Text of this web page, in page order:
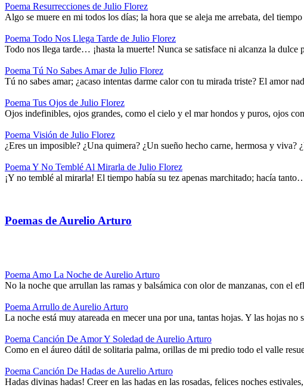
Poema Resurrecciones de Julio Florez
Algo se muere en mi todos los días; la hora que se aleja me arrebata, del
Poema Todo Nos Llega Tarde de Julio Florez
Todo nos llega tarde… ¡hasta la muerte! Nunca se satisface ni alcanza la dulce
Poema Tú No Sabes Amar de Julio Florez
Tú no sabes amar; ¿acaso intentas darme calor con tu mirada triste? El amor
Poema Tus Ojos de Julio Florez
Ojos indefinibles, ojos grandes, como el cielo y el mar hondos y puros, ojos
Poema Visión de Julio Florez
¿Eres un imposible? ¿Una quimera? ¿Un sueño hecho carne, hermosa y
Poema Y No Temblé Al Mirarla de Julio Florez
¡Y no temblé al mirarla! El tiempo había su tez apenas marchitado; hacía
Poemas de Aurelio Arturo
Poema Amo La Noche de Aurelio Arturo
No la noche que arrullan las ramas y balsámica con olor de manzanas, con
Poema Arrullo de Aurelio Arturo
La noche está muy atareada en mecer una por una, tantas hojas. Y las hojas
Poema Canción De Amor Y Soledad de Aurelio Arturo
Como en el áureo dátil de solitaria palma, orillas de mi predio todo el valle
Poema Canción De Hadas de Aurelio Arturo
Hadas divinas hadas! Creer en las hadas en las rosadas, felices noches